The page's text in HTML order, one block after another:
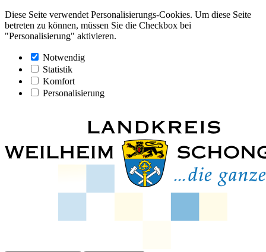
Diese Seite verwendet Personalisierungs-Cookies. Um diese Seite
betreten zu können, müssen Sie die Checkbox bei
"Personalisierung" aktivieren.
Notwendig
Statistik
Komfort
Personalisierung